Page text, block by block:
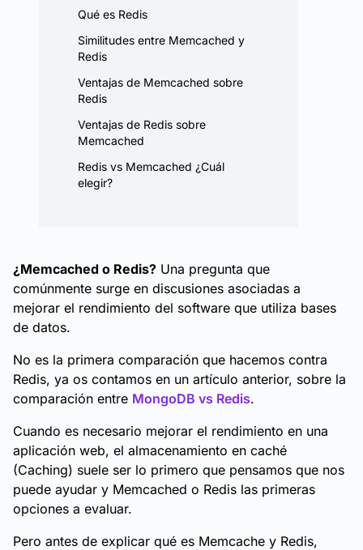
Qué es Redis
Similitudes entre Memcached y
Redis
Ventajas de Memcached sobre
Redis
Ventajas de Redis sobre
Memcached
Redis vs Memcached ¿Cuál
elegir?
¿Memcached o Redis? Una pregunta que
comúnmente surge en discusiones asociadas a
mejorar el rendimiento del software que utiliza bases
de datos.
No es la primera comparación que hacemos contra
Redis, ya os contamos en un artículo anterior, sobre la
comparación entre MongoDB vs Redis.
Cuando es necesario mejorar el rendimiento en una
aplicación web, el almacenamiento en caché
(Caching) suele ser lo primero que pensamos que nos
puede ayudar y Memcached o Redis las primeras
opciones a evaluar.
Pero antes de explicar qué es Memcache y Redis,